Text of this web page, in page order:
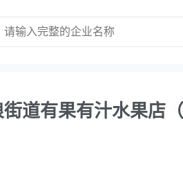
道有果有汁水果店（